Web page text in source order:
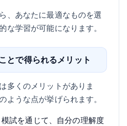
、あなたに最適なものを選
な学習が可能になります。
とで得られるメリット
多くのメリットがありま
ような点が挙げられます。
試を通じて、自分の理解度